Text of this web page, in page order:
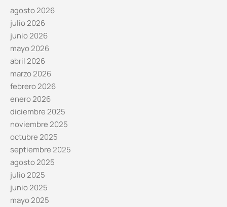
agosto 2026
julio 2026
junio 2026
mayo 2026
abril 2026
marzo 2026
febrero 2026
enero 2026
diciembre 2025
noviembre 2025
octubre 2025
septiembre 2025
agosto 2025
julio 2025
junio 2025
mayo 2025